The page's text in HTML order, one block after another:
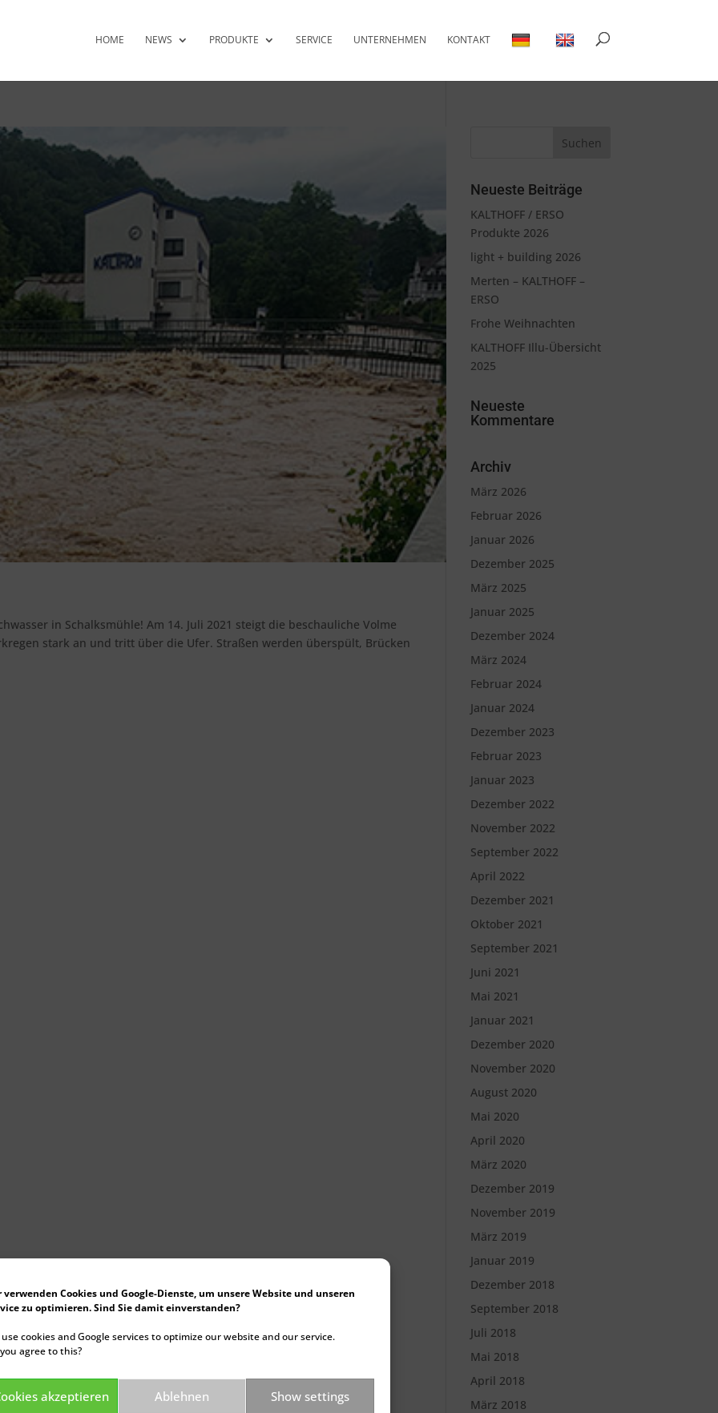
verwenden Cookies und Google-Dienste, um unsere Website und unseren
zu optimieren. Sind Sie damit einverstanden?
use cookies and Google services to optimize our website and our service.
agree to this?
akzeptieren Ablehnen Show settings
HOME NEWS PRODUKTE SERVICE UNTERNEHMEN KONTAKT
in Schalksmühle! Am 14. Juli 2021 steigt die beschauliche Volme
stark an und tritt über die Ufer. Straßen werden überspült, Brücken
Neueste Beiträge
KALTHOFF / ERSO
Produkte 2026
light + building 2026
Merten – KALTHOFF –
ERSO
Frohe Weihnachten
KALTHOFF Illu-Übersicht
2025
Neueste
Kommentare
Archiv
März 2026
Februar 2026
Januar 2026
Dezember 2025
März 2025
Januar 2025
Dezember 2024
März 2024
Februar 2024
Januar 2024
Dezember 2023
Februar 2023
Januar 2023
Dezember 2022
November 2022
September 2022
April 2022
Dezember 2021
Oktober 2021
September 2021
Juni 2021
Mai 2021
Januar 2021
Dezember 2020
November 2020
August 2020
Mai 2020
April 2020
März 2020
Dezember 2019
November 2019
März 2019
Januar 2019
Dezember 2018
September 2018
Juli 2018
Mai 2018
April 2018
März 2018